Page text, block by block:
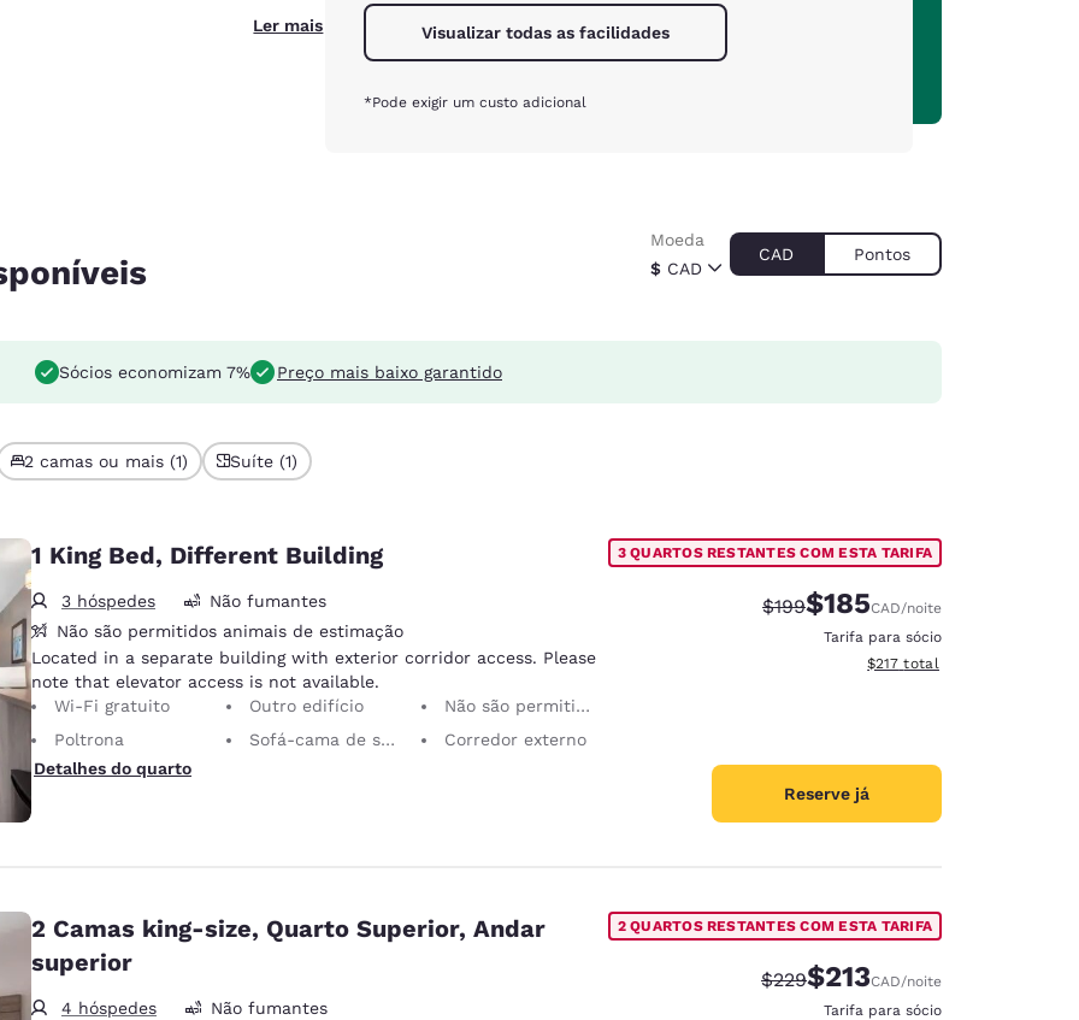
Ler mais Visualizar todas as facilidades
*Pode exigir um custo adicional
$ CAD
Moeda
CAD Pontos
Sócios economizam 7% Preço mais baixo garantido
2 camas ou mais (1) Suíte (1)
1 King Bed, Different Building
3 hóspedes
Não fumantes
Não são permitidos animais de estimação
Located in a separate building with exterior corridor access. Please
note that elevator access is not available.
Wi-Fi gratuito
Outro edifício
Não são permitidos animais de estimação
Poltrona
Sofá-cama de solteiro
Corredor externo
Detalhes do quarto
3 QUARTOS RESTANTES COM ESTA TARIFA
Tarifa anterior “tachada”:
$199Tarifa com desconto:
$185CAD/noite
Tarifa para sócio
Exibir detalhes do total
$217 total
Reserve já
2 Camas king-size, Quarto Superior, Andar
superior
4 hóspedes
Não fumantes
2 QUARTOS RESTANTES COM ESTA TARIFA
Tarifa anterior “tachada”:
$229Tarifa com desconto:
$213CAD/noite
Tarifa para sócio